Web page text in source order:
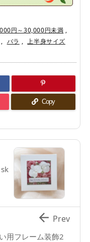
円～30,000円未満 ,
, バラ , 上半身サイズ
Copy
用フレーム装飾2
 Prev